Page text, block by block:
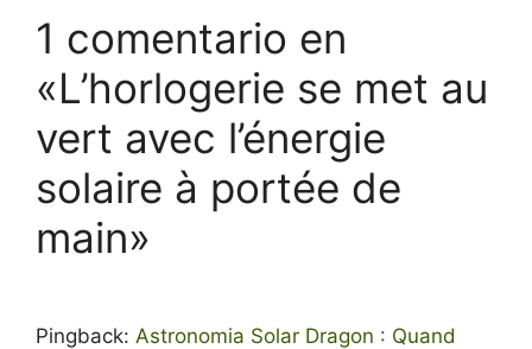
1 comentario en
«L’horlogerie se met au
vert avec l’énergie
solaire à portée de
main»
Pingback: Astronomia Solar Dragon : Quand